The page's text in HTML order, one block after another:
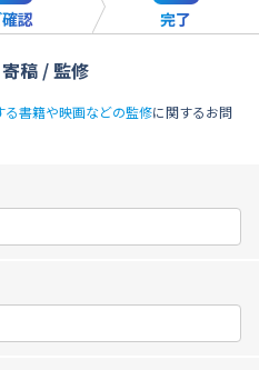
認 完了
稿 / 監修
書籍や映画などの監修に関するお問